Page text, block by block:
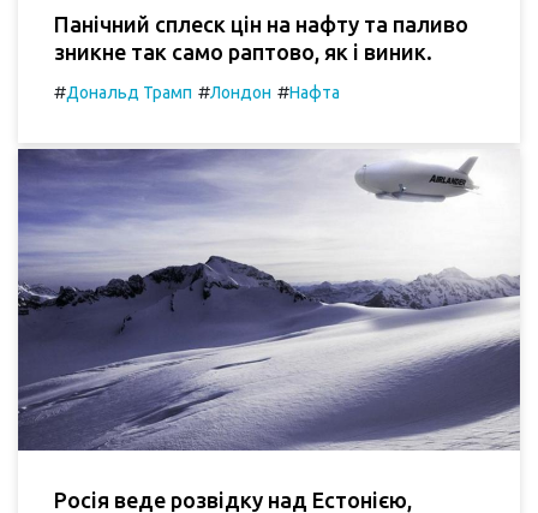
Панічний сплеск цін на нафту та паливо
зникне так само раптово, як і виник.
#Дональд Трамп #Лондон #Нафта
Росія веде розвідку над Естонією,